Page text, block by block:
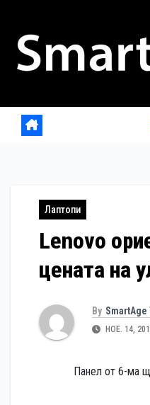
content
Лаптопи
Lenovo
цената на
By SmartAge
НОЕ. 14,
Панел от 6-ма